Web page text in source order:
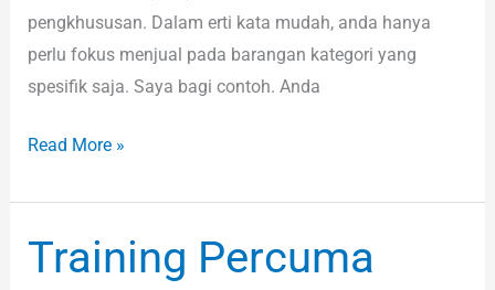
pengkhususan. Dalam erti kata mudah, anda hanya
perlu fokus menjual pada barangan kategori yang
spesifik saja. Saya bagi contoh. Anda
Read More »
Training Percuma
Training
Percuma